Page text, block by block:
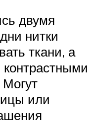
двумя
нитки
ткани, а
или